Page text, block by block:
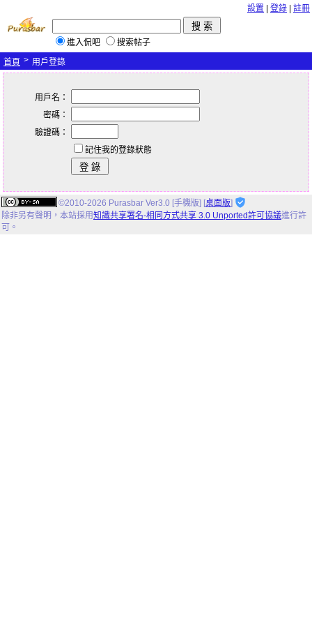
設置 登錄 註冊
進入侃吧
搜索帖子
首頁 > 用戶登錄
用戶名：
密碼：
驗證碼：
記住我的登錄狀態
©2010-2026 Purasbar Ver3.0 [手機版] [桌面版]
除非另有聲明， 本站採用知識共享署名-相同方式共享 3.0 Unported許可協議進行許
可。